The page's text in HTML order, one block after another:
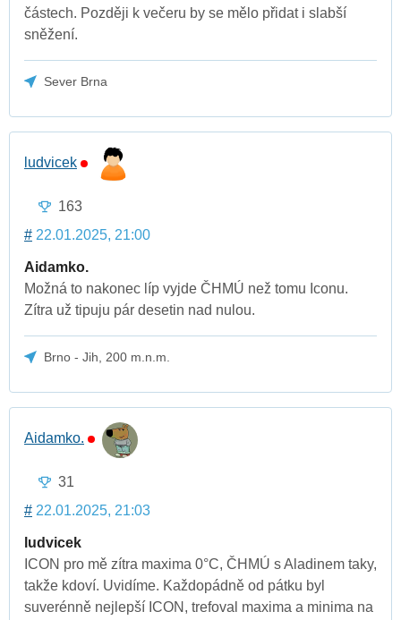
částech. Později k večeru by se mělo přidat i slabší
sněžení.
Sever Brna
ludvicek
163
# 22.01.2025, 21:00
Aidamko.
Možná to nakonec líp vyjde ČHMÚ než tomu Iconu.
Zítra už tipuju pár desetin nad nulou.
Brno - Jih, 200 m.n.m.
Aidamko.
31
# 22.01.2025, 21:03
ludvicek
ICON pro mě zítra maxima 0°C, ČHMÚ s Aladinem taky,
takže kdoví. Uvidíme. Každopádně od pátku byl
suverénně nejlepší ICON, trefoval maxima a minima na